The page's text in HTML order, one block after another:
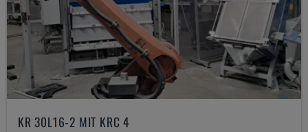
KR 30L16-2 MIT KRC 4